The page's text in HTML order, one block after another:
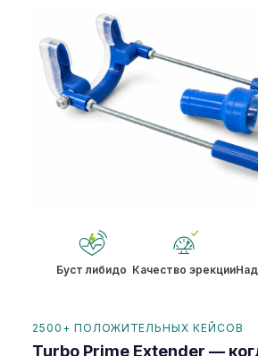
Буст либидо Качество эрекции
2500+ ПОЛОЖИТЕЛЬНЫХ КЕЙСОВ
Turbo Prime Extender —